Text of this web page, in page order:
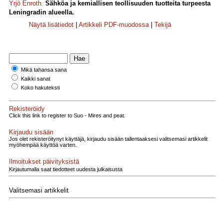
Yrjö Enroth. Sähköa ja kemiallisen teollisuuden tuotteita turpeesta
Leningradin alueella.
Näytä lisätiedot
Artikkeli PDF-muodossa| Tekijä
Mikä tahansa sana
Kaikki sanat
Koko hakuteksti
Rekisteröidy
Click this link to register to Suo - Mires and peat.
Kirjaudu sisään
Jos olet rekisteröitynyt käyttäjä, kirjaudu sisään tallentaaksesi valitsemasi artikkelit
myöhempää käyttöä varten.
Ilmoitukset päivityksistä
Kirjautumalla saat tiedotteet uudesta julkaisusta
Valitsemasi artikkelit